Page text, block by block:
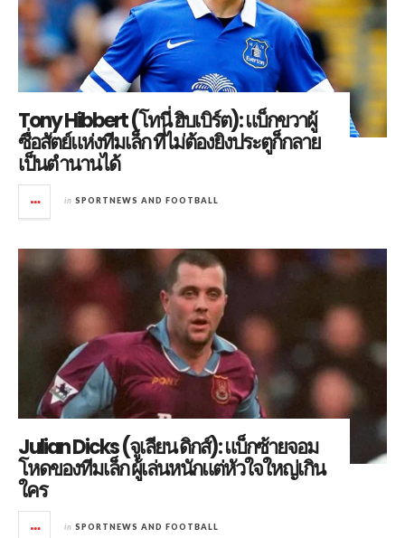
Tony Hibbert (โทนี่ ฮิบเบิร์ต): แบ็กขวาผู้
ซื่อสัตย์แห่งทีมเล็ก ที่ไม่ต้องยิงประตูก็กลาย
เป็นตำนานได้
in SPORTNEWS AND FOOTBALL
Julian Dicks (จูเลียน ดิกส์): แบ็กซ้ายจอม
โหดของทีมเล็ก ผู้เล่นหนักแต่หัวใจใหญ่เกิน
ใคร
in SPORTNEWS AND FOOTBALL